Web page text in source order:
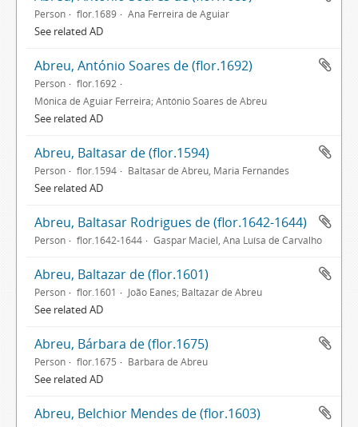
Person flor.1689 Ana Ferreira de Aguiar
See related AD
Abreu, António Soares de (flor.1692)
Person
flor.1692
Mónica de Aguiar Ferreira; António Soares de Abreu
See related AD
Abreu, Baltasar de (flor.1594)
Person flor.1594 Baltasar de Abreu, Maria Fernandes
See related AD
Abreu, Baltasar Rodrigues de (flor.1642-1644)
Person flor.1642-1644 Gaspar Maciel, Ana Luísa de Carvalho
Abreu, Baltazar de (flor.1601)
Person flor.1601 João Eanes; Baltazar de Abreu
See related AD
Abreu, Bárbara de (flor.1675)
Person flor.1675 Bárbara de Abreu
See related AD
Abreu, Belchior Mendes de (flor.1603)